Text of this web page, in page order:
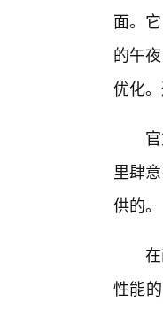
面。
的午
优化
里肆
供的。
性能